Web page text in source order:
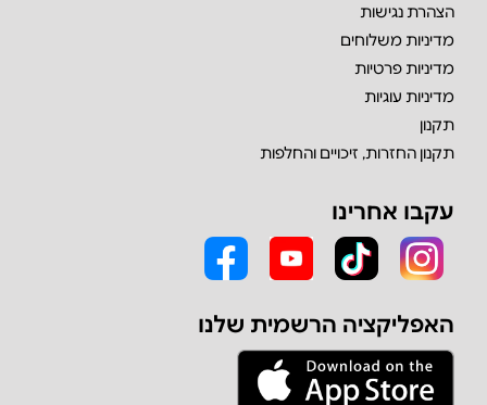
הצהרת נגישות
מדיניות משלוחים
מדיניות פרטיות
מדיניות עוגיות
תקנון
תקנון החזרות, זיכויים והחלפות
עקבו אחרינו
האפליקציה הרשמית שלנו